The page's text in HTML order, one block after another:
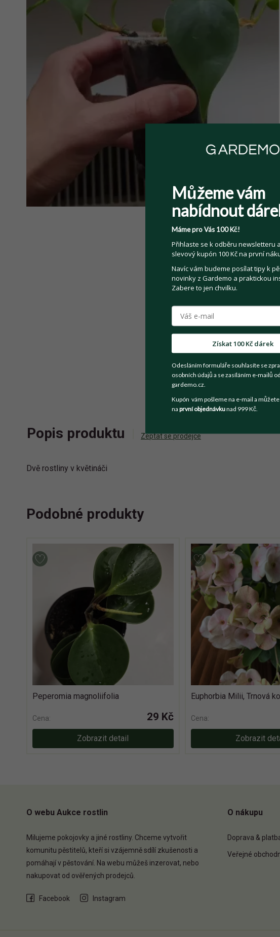
Popis produktu Zeptat se prodejce
Dvě rostliny v květináči
Podobné produkty
Peperomia magnoliifolia
Cena: 29 Kč
Zobrazit detail
Euphorbia Milii, Trnová
Cena:
Zobrazit
O webu Aukce rostlin
Milujeme pokojovky a jiné rostliny. Chceme vytvořit
komunitu pěstitelů, kteří si vzájemně sdílí zkušenosti a
pomáhají v pěstování. Na webu můžeš inzerovat, nebo
nakupovat od ověřených prodejců.
Facebook Instagram
O nákupu
Doprava &
Veřejné
Můžeme vám
nabídnout
Máme pro Vás 100 Kč!
Přihlaste se k odběru newsletteru
slevový kupón 100 Kč na první
Navíc vám budeme posílat tipy k
novinky z Gardemo a praktickou
Zabere to jen chvilku.
Získat 100 Kč dárek
Odesláním formuláře souhlasíte se
osobních údajů a se zasíláním e-mailů od
gardemo.cz.
Kupón vám pošleme na e-mail a
na první objednávkunad 999 Kč.